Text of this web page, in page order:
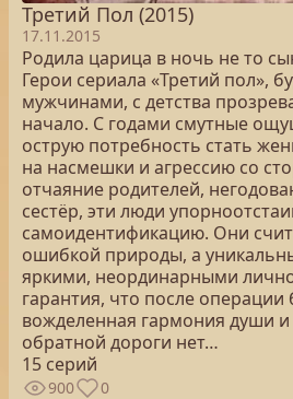
Третий Пол (2015)
17.11.2015
Родила царица в ночь не то
Герои сериала «Третий пол»,
мужчинами, с детства
начало. С годами смутные
острую потребность стать
на насмешки и агрессию со
отчаяние родителей,
сестёр, эти люди
самоидентификацию. Они
ошибкой природы, а
яркими, неординарными
гарантия, что после операции
вожделенная гармония души и
обратной дороги нет…
15 серий
900 0